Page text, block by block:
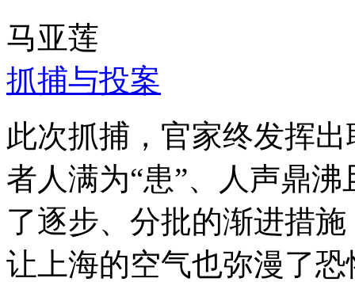
马亚莲
抓捕与投案
此次抓捕，官家终发挥
者人满为“患”、人声鼎
了逐步、分批的渐进措
让上海的空气也弥漫了